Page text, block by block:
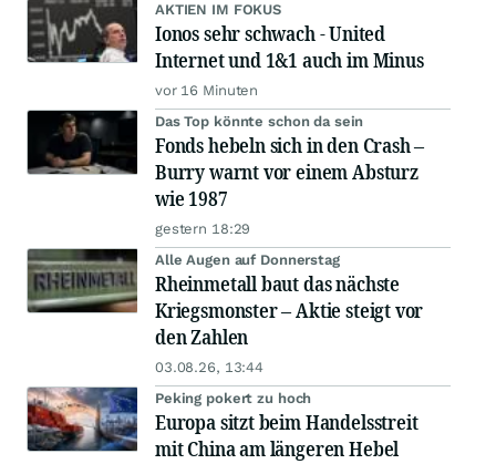
AKTIEN IM FOKUS
Ionos sehr schwach - United
Internet und 1&1 auch im Minus
vor 16 Minuten
Das Top könnte schon da sein
Fonds hebeln sich in den Crash –
Burry warnt vor einem Absturz
wie 1987
gestern 18:29
Alle Augen auf Donnerstag
Rheinmetall baut das nächste
Kriegsmonster – Aktie steigt vor
den Zahlen
03.08.26, 13:44
Peking pokert zu hoch
Europa sitzt beim Handelsstreit
mit China am längeren Hebel